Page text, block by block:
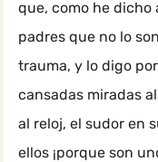
que, como he dicho
padres que no lo
trauma, y lo digo
cansadas miradas
al reloj, el sudor en
ellos ¡porque son